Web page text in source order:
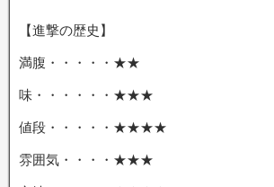
【進撃の歴史】
満腹・・・・・★★
味・・・・・・★★★
値段・・・・・★★★★
雰囲気・・・・★★★